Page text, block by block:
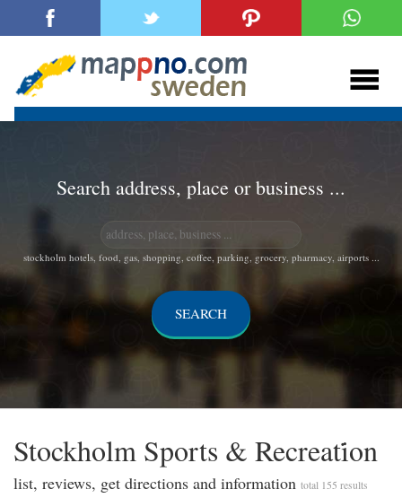
Search address, place or business ...
stockholm hotels, food, gas, shopping, coffee, parking, grocery, pharmacy, airports ...
Stockholm Sports & Recreati̇on
list, reviews, get directions and information total 155 results